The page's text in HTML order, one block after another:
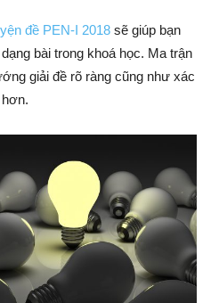
đề PEN-I 2018 sẽ giúp bạn
bài trong khoá học. Ma trận
giải đề rõ ràng cũng như xác